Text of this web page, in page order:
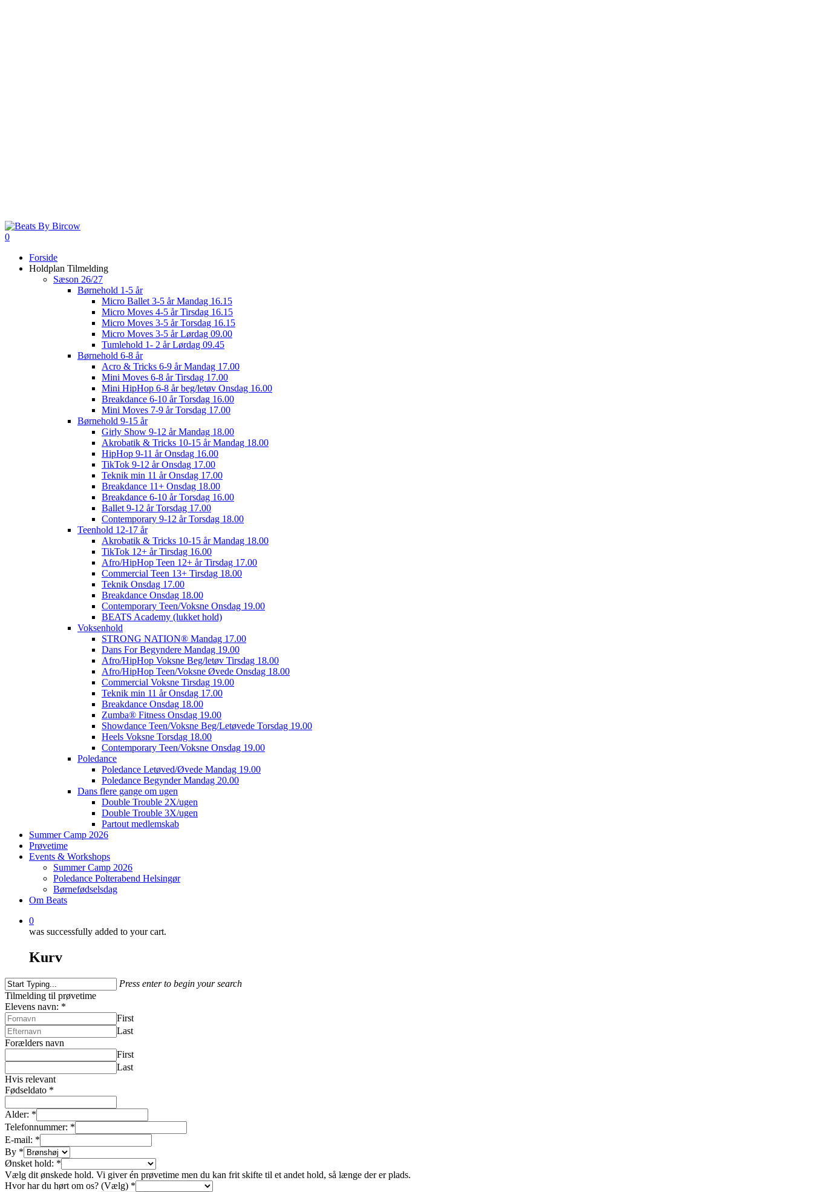
0
Forside
Holdplan Tilmelding
Sæson 26/27
Børnehold 1-5 år
Micro Ballet 3-5 år Mandag 16.15
Micro Moves 4-5 år Tirsdag 16.15
Micro Moves 3-5 år Torsdag 16.15
Micro Moves 3-5 år Lørdag 09.00
Tumlehold 1- 2 år Lørdag 09.45
Børnehold 6-8 år
Acro & Tricks 6-9 år Mandag 17.00
Mini Moves 6-8 år Tirsdag 17.00
Mini HipHop 6-8 år beg/letøv Onsdag 16.00
Breakdance 6-10 år Torsdag 16.00
Mini Moves 7-9 år Torsdag 17.00
Børnehold 9-15 år
Girly Show 9-12 år Mandag 18.00
Akrobatik & Tricks 10-15 år Mandag 18.00
HipHop 9-11 år Onsdag 16.00
TikTok 9-12 år Onsdag 17.00
Teknik min 11 år Onsdag 17.00
Breakdance 11+ Onsdag 18.00
Breakdance 6-10 år Torsdag 16.00
Ballet 9-12 år Torsdag 17.00
Contemporary 9-12 år Torsdag 18.00
Teenhold 12-17 år
Akrobatik & Tricks 10-15 år Mandag 18.00
TikTok 12+ år Tirsdag 16.00
Afro/HipHop Teen 12+ år Tirsdag 17.00
Commercial Teen 13+ Tirsdag 18.00
Teknik Onsdag 17.00
Breakdance Onsdag 18.00
Contemporary Teen/Voksne Onsdag 19.00
BEATS Academy (lukket hold)
Voksenhold
STRONG NATION® Mandag 17.00
Dans For Begyndere Mandag 19.00
Afro/HipHop Voksne Beg/letøv Tirsdag 18.00
Afro/HipHop Teen/Voksne Øvede Onsdag 18.00
Commercial Voksne Tirsdag 19.00
Teknik min 11 år Onsdag 17.00
Breakdance Onsdag 18.00
Zumba® Fitness Onsdag 19.00
Showdance Teen/Voksne Beg/Letøvede Torsdag 19.00
Heels Voksne Torsdag 18.00
Contemporary Teen/Voksne Onsdag 19.00
Poledance
Poledance Letøved/Øvede Mandag 19.00
Poledance Begynder Mandag 20.00
Dans flere gange om ugen
Double Trouble 2X/ugen
Double Trouble 3X/ugen
Partout medlemskab
Summer Camp 2026
Prøvetime
Events & Workshops
Summer Camp 2026
Poledance Polterabend Helsingør
Børnefødselsdag
Om Beats
0
was successfully added to your cart.
Kurv
Press enter to begin your search
Close
Search
Tilmelding til prøvetime
Elevens navn: *
First
Last
Forælders navn
First
Last
Hvis relevant
Fødseldato *
Alder: *
Telefonnummer: *
E-mail: *
By *
Ønsket hold: *
Vælg dit ønskede hold. Vi giver én prøvetime men du kan frit skifte til et andet hold, så længe der er plads.
Hvor har du hørt om os? (Vælg) *